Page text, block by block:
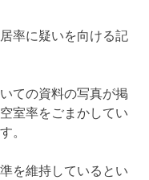
率に疑いを向ける記
ての資料の写真が掲
室率をごまかしてい
。
を維持しているとい